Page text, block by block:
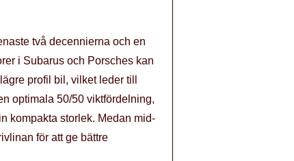
två decennierna och en
i Subarus och Porsches kan
profil bil, vilket leder till
optimala 50/50 viktfördelning,
kompakta storlek. Medan mid-
för att ge bättre